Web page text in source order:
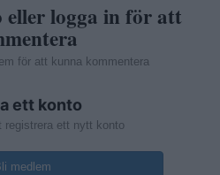
eller logga in för att
för att kunna kommentera
ett konto
registrera ett nytt konto
medlem